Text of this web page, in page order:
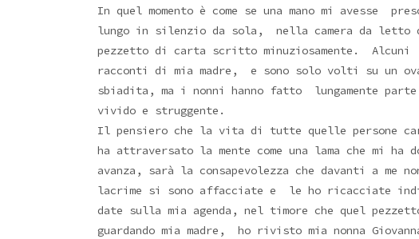
In quel momento è come se una mano mi avesse
lungo in silenzio da sola, nella camera da letto
pezzetto di carta scritto minuziosamente.
racconti di mia madre, e sono solo volti su un
sbiadita, ma i nonni hanno fatto lungamente
vivido e struggente.
Il pensiero che la vita di tutte quelle persone
ha attraversato la mente come una lama che mi
avanza, sarà la consapevolezza che davanti a me
lacrime si sono affacciate e le ho ricacciate
date sulla mia agenda, nel timore che quel
guardando mia madre, ho rivisto mia nonna